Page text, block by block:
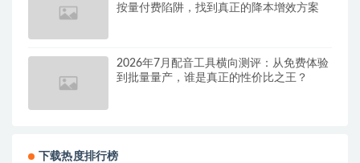
按量付费陷阱，找到真正的降本增效方案
2026年7月配音工具横向测评：从免费体验
到批量量产，谁是真正的性价比之王？
下载热度排行榜